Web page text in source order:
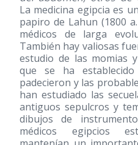
La medicina egipcia es
papiro de Lahun (1800
médicos de larga
También hay valiosas
estudio de las momias
que se ha
padecieron y las
han estudiado las
antiguos sepulcros y
dibujos de
médicos egipcios